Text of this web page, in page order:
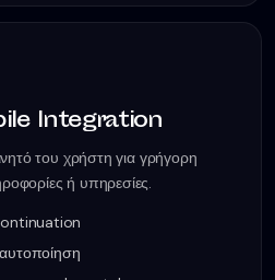
Integration
του χρήστη για γρήγορη
ή υπηρεσίες.